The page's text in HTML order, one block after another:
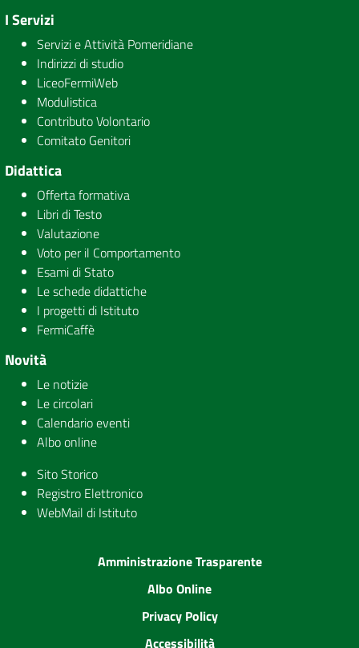
I Servizi
Servizi e Attività Pomeridiane
Indirizzi di studio
LiceoFermiWeb
Modulistica
Contributo Volontario
Comitato Genitori
Didattica
Offerta formativa
Libri di Testo
Valutazione
Voto per il Comportamento
Esami di Stato
Le schede didattiche
I progetti di Istituto
FermiCaffè
Novità
Le notizie
Le circolari
Calendario eventi
Albo online
Sito Storico
Registro Elettronico
WebMail di Istituto
Amministrazione Trasparente
Albo Online
Privacy Policy
Accessibilità